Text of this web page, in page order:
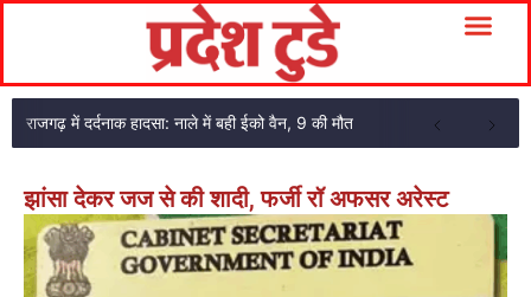
राजगढ़ में दर्दनाक हादसा: नाले में बही ईको वैन, 9 की मौत
झांसा देकर जज से की शादी, फर्जी रॉ अफसर अरेस्ट